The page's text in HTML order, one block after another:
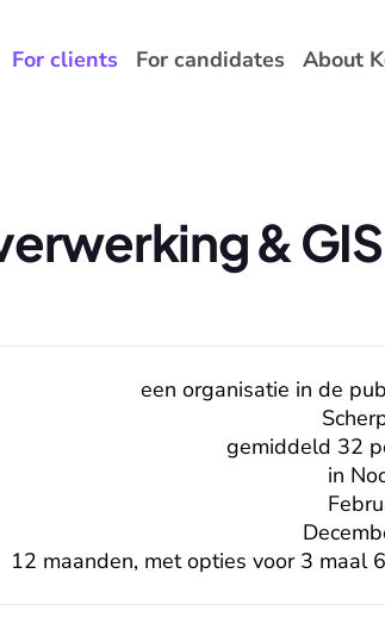
For clients For candidates About
&
12 maanden, met opties voor 3 maal
een organisatie in de
gemiddeld 32
in